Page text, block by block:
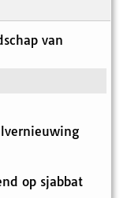
van
op sjabbat